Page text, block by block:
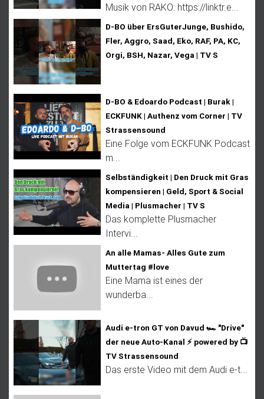
Musik von RAKO: https://linktr.e...
D-BO über ErsGuterJunge, Bushido,
Fler, Aggro, Saad, Eko, RAF, PA, KC,
Orgi, BSH, Nazar, Vega | TV S
D-BO & Edoardo Podcast | Burak |
ECKFUNK | Authenz vom Corner | TV
Strassensound
Eine Folge vom ECKFUNK Podcast
m...
Selbständigkeit | Den Druck mit Gras
kompensieren | Geld, Sport & Social
Media | Plusmacher | TV S
Das komplette Plusmacher
Intervi...
An alle Mamas- Alles Gute zum
Muttertag #love
Eine Mama ist eines der
wunderba...
Audi e-tron GT von Davud 🏎️ "Drive"
der neue Auto-Kanal ⚡ powered by 📺
TV Strassensound
Das erste Video mit dem Audi e-t...